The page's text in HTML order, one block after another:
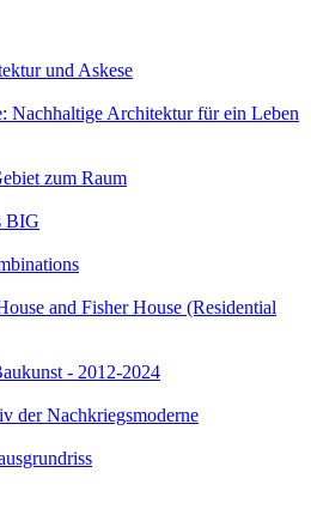
und Askese
Nachhaltige Architektur für ein Leben
zum Raum
BIG
and Fisher House (Residential
- 2012-2024
der Nachkriegsmoderne